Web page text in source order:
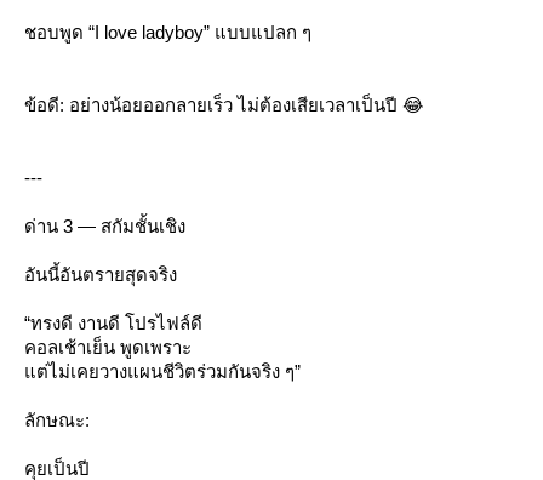
ชอบพูด “I love ladyboy” แบบแปลก ๆ
ข้อดี: อย่างน้อยออกลายเร็ว ไม่ต้องเสียเวลาเป็นปี 😂
---
ด่าน 3 — สกัมชั้นเชิง
อันนี้อันตรายสุดจริง
“ทรงดี งานดี โปรไฟล์ดี
คอลเช้าเย็น พูดเพราะ
ต่ไม่เคยวางแผนชีวิตร่วมกันจริง ๆ”
ลักษณะ:
คุยเป็นปี